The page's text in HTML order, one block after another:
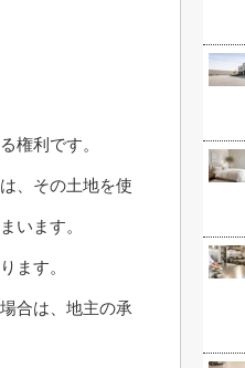
権利です。
、その土地を使
います。
ます。
合は、地主の承